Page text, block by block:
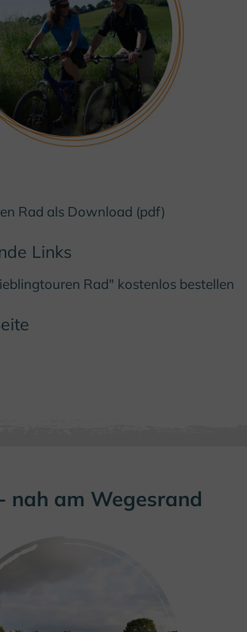
© Kulturland Kreis Höxter / I. Jansen
Rad als Download (pdf)
Links
Rad" kostenlos bestellen
nah am Wegesrand